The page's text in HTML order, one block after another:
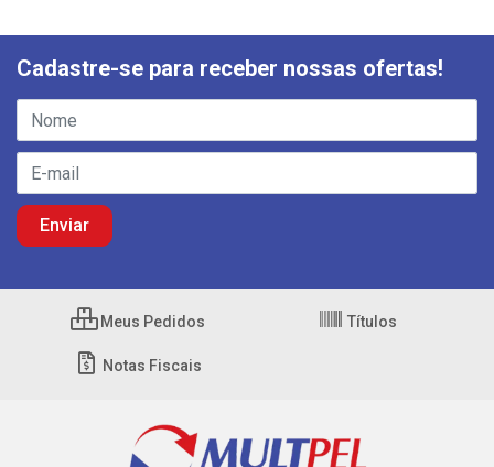
Cadastre-se para receber nossas ofertas!
Meus Pedidos Títulos
Notas Fiscais